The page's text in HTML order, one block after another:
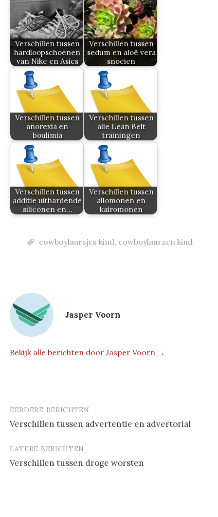
Verschillen tussen
hardloopschoenen
van Nike en Asics
Verschillen tussen
sedum en aloë vera
snoeien
Verschillen tussen
anorexia en
boulimia
Verschillen tussen
alle Lean Belt
trainingen
Verschillen tussen
additie uithardende
siliconen en…
Verschillen tussen
allomonen en
kairomonen
cowboylaarsjes kind, cowboylaarzen kind
Jasper Voorn
Bekijk alle berichten door Jasper Voorn →
Berichtnavigatie
EERDERE BERICHTEN
Verschillen tussen advertentie en advertorial
LATERE BERICHTEN
Verschillen tussen droge worsten